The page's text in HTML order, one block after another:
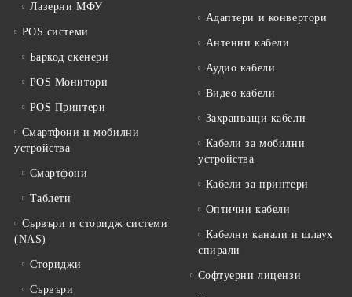
Лазерни МФУ
POS системи
Баркод скенери
POS Монитори
POS Принтери
Смартфони и мобилни
устройства
Смартфони
Таблети
Сървъри и сторидж системи
(NAS)
Сториджи
Сървъри
Адаптери и конвертори
Антенни кабели
Аудио кабели
Видео кабели
Захранващи кабели
Кабели за мобилни
устройства
Кабели за принтери
Оптични кабели
Кабелни канали и шлаух
спирали
Софтуерни лицензи